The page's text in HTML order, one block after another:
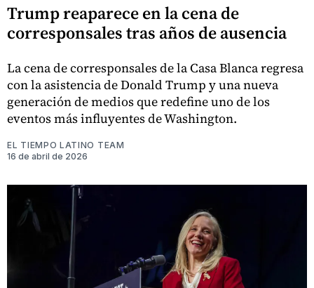
Trump reaparece en la cena de
corresponsales tras años de ausencia
La cena de corresponsales de la Casa Blanca regresa
con la asistencia de Donald Trump y una nueva
generación de medios que redefine uno de los
eventos más influyentes de Washington.
EL TIEMPO LATINO TEAM
16 de abril de 2026